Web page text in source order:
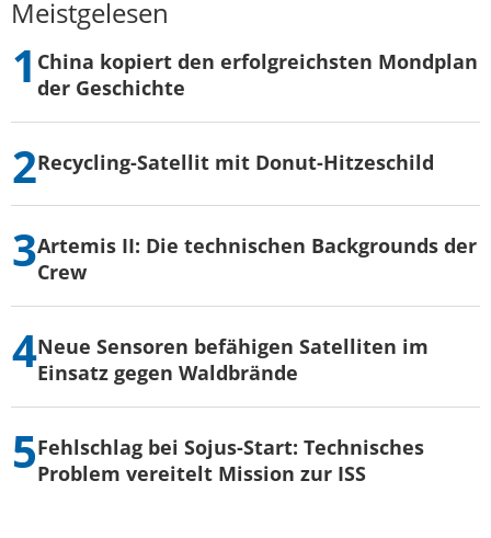
Meistgelesen
China kopiert den erfolgreichsten Mondplan
der Geschichte
Recycling-Satellit mit Donut-Hitzeschild
Artemis II: Die technischen Backgrounds der
Crew
Neue Sensoren befähigen Satelliten im
Einsatz gegen Waldbrände
Fehlschlag bei Sojus-Start: Technisches
Problem vereitelt Mission zur ISS